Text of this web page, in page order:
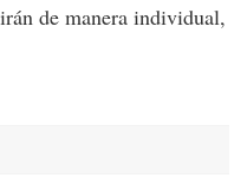
de manera individual,